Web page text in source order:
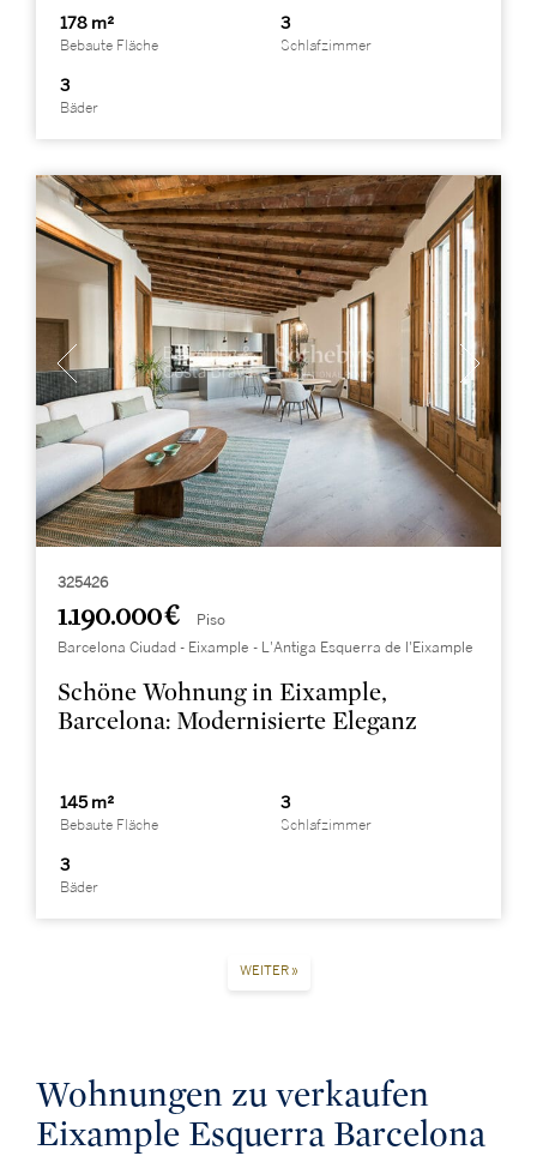
178 m²
Bebaute Fläche
3
Schlafzimmer
3
Bäder
325426
1.190.000 € Piso
Barcelona Ciudad - Eixample - L'Antiga Esquerra de l'Eixample
Schöne Wohnung in Eixample,
Barcelona: Modernisierte Eleganz
145 m²
Bebaute Fläche
3
Schlafzimmer
3
Bäder
WEITER »
Wohnungen zu verkaufen
Eixample Esquerra Barcelona